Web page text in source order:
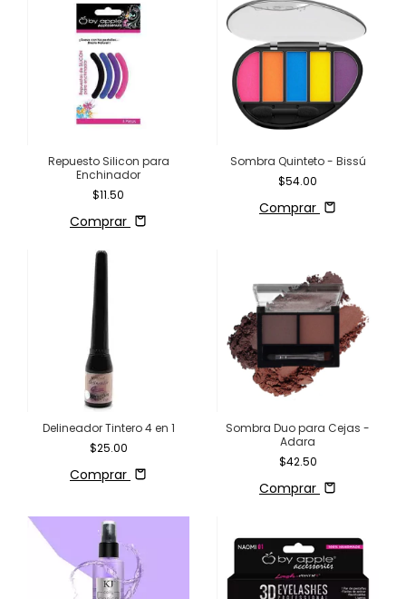
Repuesto Silicon para
Enchinador
$11.50
Comprar
Sombra Quinteto - Bissú
$54.00
Comprar
Delineador Tintero 4 en 1
$25.00
Comprar
Sombra Duo para Cejas -
Adara
$42.50
Comprar